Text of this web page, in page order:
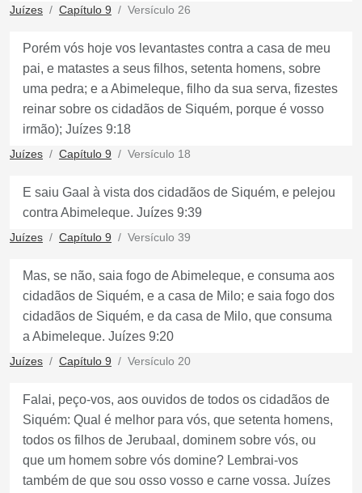
Juízes Capítulo 9 Versículo 26
Porém vós hoje vos levantastes contra a casa de meu
pai, e matastes a seus filhos, setenta homens, sobre
uma pedra; e a Abimeleque, filho da sua serva, fizestes
reinar sobre os cidadãos de Siquém, porque é vosso
irmão); Juízes 9:18
Juízes Capítulo 9 Versículo 18
E saiu Gaal à vista dos cidadãos de Siquém, e pelejou
contra Abimeleque. Juízes 9:39
Juízes Capítulo 9 Versículo 39
Mas, se não, saia fogo de Abimeleque, e consuma aos
cidadãos de Siquém, e a casa de Milo; e saia fogo dos
cidadãos de Siquém, e da casa de Milo, que consuma
a Abimeleque. Juízes 9:20
Juízes Capítulo 9 Versículo 20
Falai, peço-vos, aos ouvidos de todos os cidadãos de
Siquém: Qual é melhor para vós, que setenta homens,
todos os filhos de Jerubaal, dominem sobre vós, ou
que um homem sobre vós domine? Lembrai-vos
também de que sou osso vosso e carne vossa. Juízes